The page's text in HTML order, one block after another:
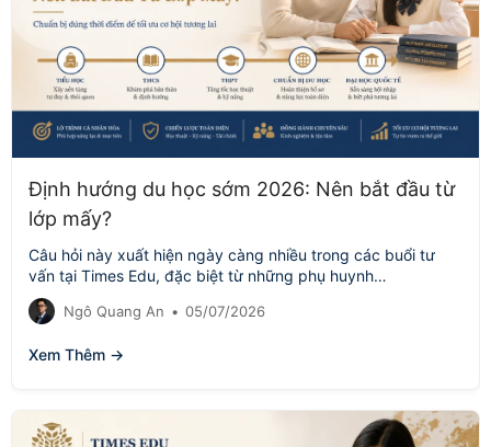
Định hướng du học sớm 2026: Nên bắt đầu từ
lớp mấy?
Câu hỏi này xuất hiện ngày càng nhiều trong các buổi tư
vấn tại Times Edu, đặc biệt từ những phụ huynh…
Ngô Quang An • 05/07/2026
Xem Thêm →